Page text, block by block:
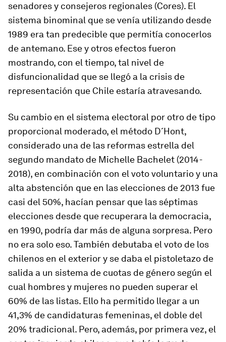
senadores y consejeros regionales (Cores). El
sistema binominal que se venía utilizando desde
1989 era tan predecible que permitía conocerlos
de antemano. Ese y otros efectos fueron
mostrando, con el tiempo, tal nivel de
disfuncionalidad que se llegó a la crisis de
representación que Chile estaría atravesando.
Su cambio en el sistema electoral por otro de tipo
proporcional moderado, el método D´Hont,
considerado una de las reformas estrella del
segundo mandato de Michelle Bachelet (2014-
2018), en combinación con el voto voluntario y una
alta abstención que en las elecciones de 2013 fue
casi del 50%, hacían pensar que las séptimas
elecciones desde que recuperara la democracia,
en 1990, podría dar más de alguna sorpresa. Pero
no era solo eso. También debutaba el voto de los
chilenos en el exterior y se daba el pistoletazo de
salida a un sistema de cuotas de género según el
cual hombres y mujeres no pueden superar el
60% de las listas. Ello ha permitido llegar a un
41,3% de candidaturas femeninas, el doble del
20% tradicional. Pero, además, por primera vez, el